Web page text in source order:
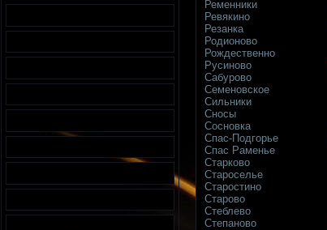
Ременники
Ревякино
Резанка
Родионово
Рождественно
Русиново
Сабурово
Семеновское
Сильники
Сносы
Сосновка
Спас-Подгорье
Спас Раменье
Старково
Староселье
Старостино
Старово
Стеблево
Степаново